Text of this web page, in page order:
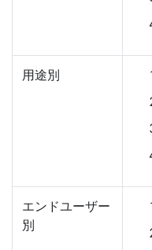
用途別
エンドユーザー
別